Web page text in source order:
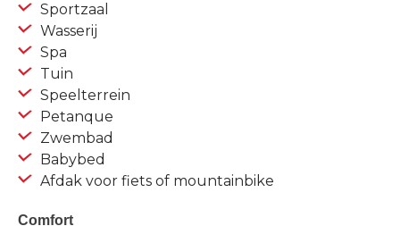
Sportzaal
Wasserij
Spa
Tuin
Speelterrein
Petanque
Zwembad
Babybed
Afdak voor fiets of mountainbike
Comfort